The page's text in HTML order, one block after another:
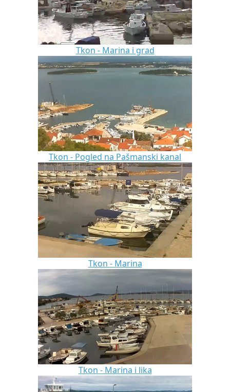
Tkon - Marina i grad
Tkon - Pogled na Pašmanski kanal
Tkon - Marina
Tkon - Marina i lika